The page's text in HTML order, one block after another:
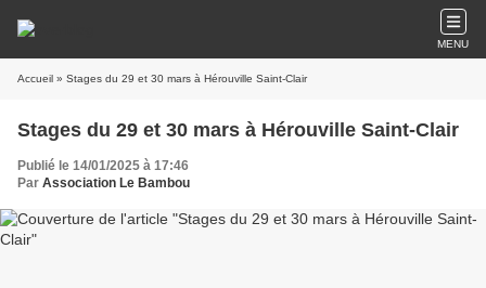
MENU
Accueil » Stages du 29 et 30 mars à Hérouville Saint-Clair
Stages du 29 et 30 mars à Hérouville Saint-Clair
Publié le 14/01/2025 à 17:46
Par Association Le Bambou